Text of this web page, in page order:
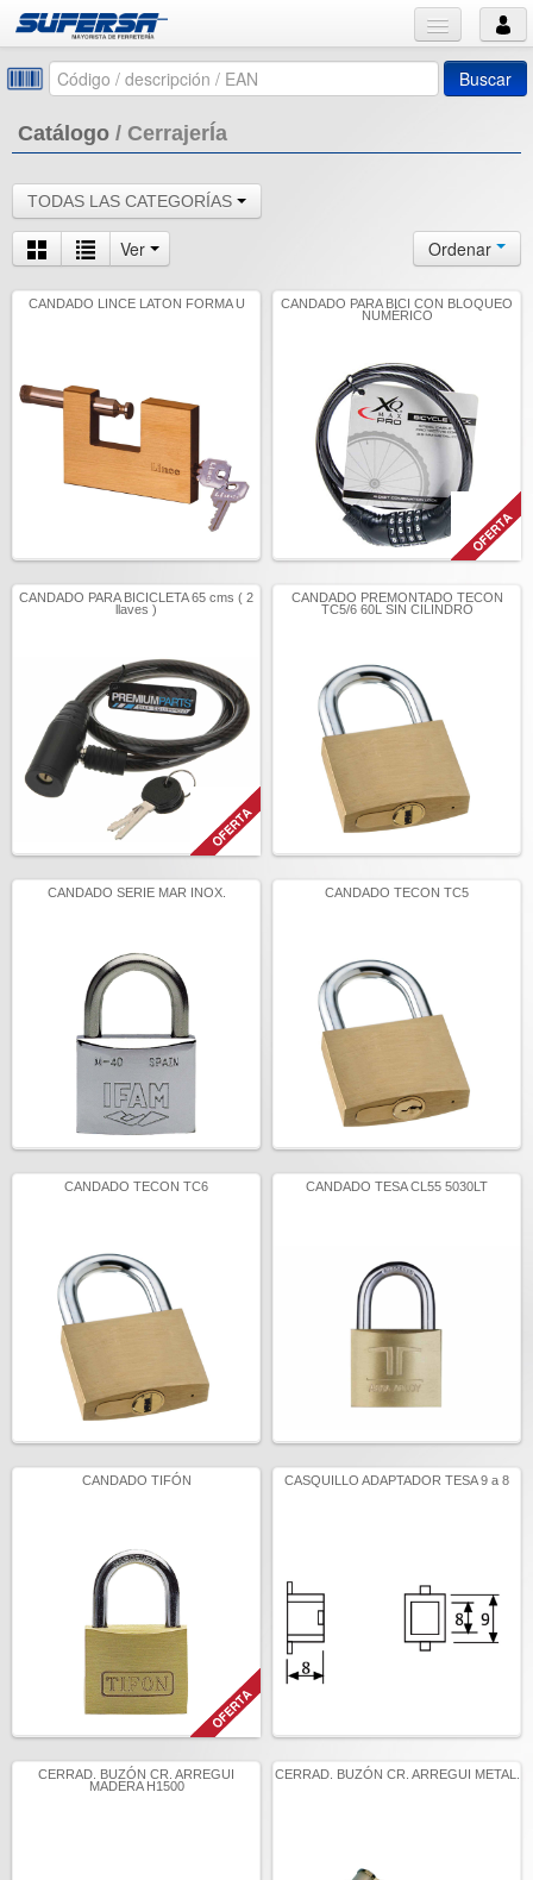
Buscar
Catálogo / CerrajerÍa
TODAS LAS CATEGORÍAS
Ver Ordenar
CANDADO LINCE LATON FORMA U
CANDADO PARA BICI CON BLOQUEO
NUMÉRICO
CANDADO PARA BICICLETA 65 cms ( 2
llaves )
CANDADO PREMONTADO TECON
TC5/6 60L SIN CILINDRO
CANDADO SERIE MAR INOX. CANDADO TECON TC5
CANDADO TECON TC6 CANDADO TESA CL55 5030LT
CANDADO TIFÓN CASQUILLO ADAPTADOR TESA 9 a 8
CERRAD. BUZÓN CR. ARREGUI
MADERA H1500
CERRAD. BUZÓN CR. ARREGUI METAL.